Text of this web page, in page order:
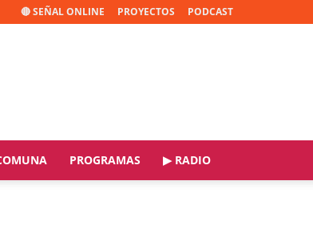
🔴 SEÑAL ONLINE PROYECTOS PODCAST
PROGRAMAS ▶ RADIO